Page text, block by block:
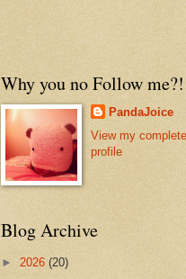
Why you no Follow me?!
PandaJoice
View my complete
profile
Blog Archive
► 2026 (20)